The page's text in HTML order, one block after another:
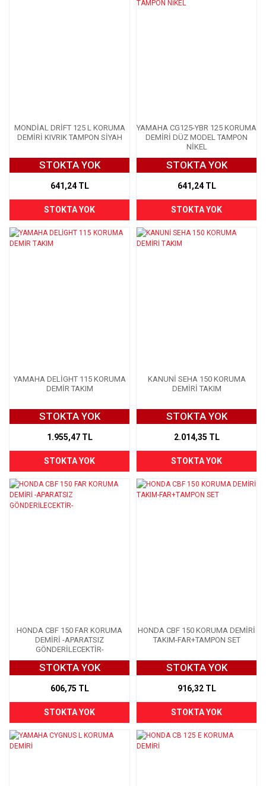
MONDİAL DRİFT 125 L KORUMA
DEMİRİ KIVRIK TAMPON SİYAH
STOKTA YOK
641,24 TL
STOKTA YOK
YAMAHA CG125-YBR 125 KORUMA
DEMİRİ DÜZ MODEL TAMPON
NİKEL
STOKTA YOK
641,24 TL
STOKTA YOK
YAMAHA DELİGHT 115 KORUMA
DEMİR TAKIM
STOKTA YOK
1.955,47 TL
STOKTA YOK
KANUNİ SEHA 150 KORUMA
DEMİRİ TAKIM
STOKTA YOK
2.014,35 TL
STOKTA YOK
HONDA CBF 150 FAR KORUMA
DEMİRİ -APARATSIZ
GÖNDERİLECEKTİR-
STOKTA YOK
606,75 TL
STOKTA YOK
HONDA CBF 150 KORUMA DEMİRİ
TAKIM-FAR+TAMPON SET
STOKTA YOK
916,32 TL
STOKTA YOK